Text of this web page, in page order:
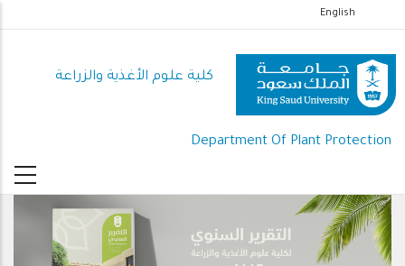
إلى
المحتوى
الرئيسي
English
كلية علوم الأغذية والزراعة
Department Of Plant Protection